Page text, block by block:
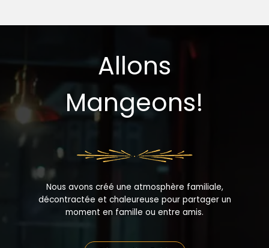
Allons
Mangeons!
Nous avons créé une atmosphère familiale,
décontractée et chaleureuse pour partager un
moment en famille ou entre amis.